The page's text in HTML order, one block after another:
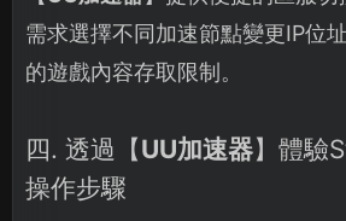
需求選擇不同加速節點變更IP位
的遊戲內容存取限制。
四. 透過【UU加速器】體驗
操作步驟